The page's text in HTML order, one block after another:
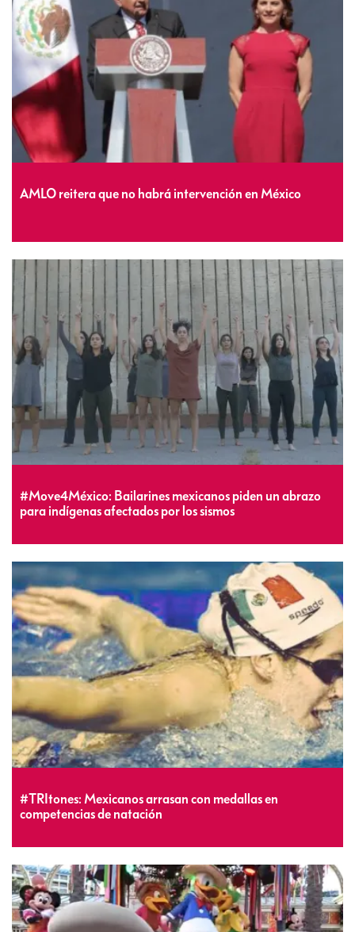
AMLO reitera que no habrá intervención en México
#Move4México: Bailarines mexicanos piden un abrazo
para indígenas afectados por los sismos
#TRItones: Mexicanos arrasan con medallas en
competencias de natación